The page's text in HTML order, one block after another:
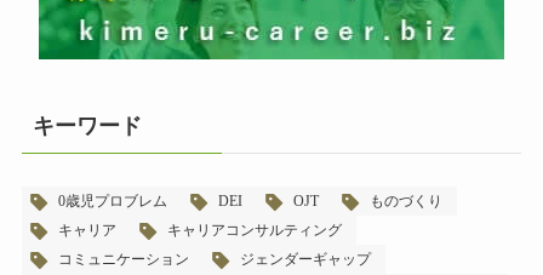
キーワード
0歳児プロブレム DEI OJT
ものづくり
キャリア
キャリアコンサルティング
コミュニケーション
ジェンダーギャップ